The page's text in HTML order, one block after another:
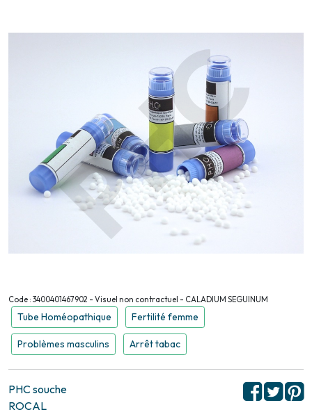
Code : 3400401467902 - Visuel non contractuel - CALADIUM SEGUINUM
Tube Homéopathique Fertilité femme
Problèmes masculins Arrêt tabac
PHC souche
ROCAL